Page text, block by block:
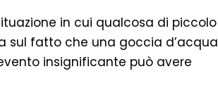
in cui qualcosa di piccolo
sul fatto che una goccia d’acqua
insignificante può avere